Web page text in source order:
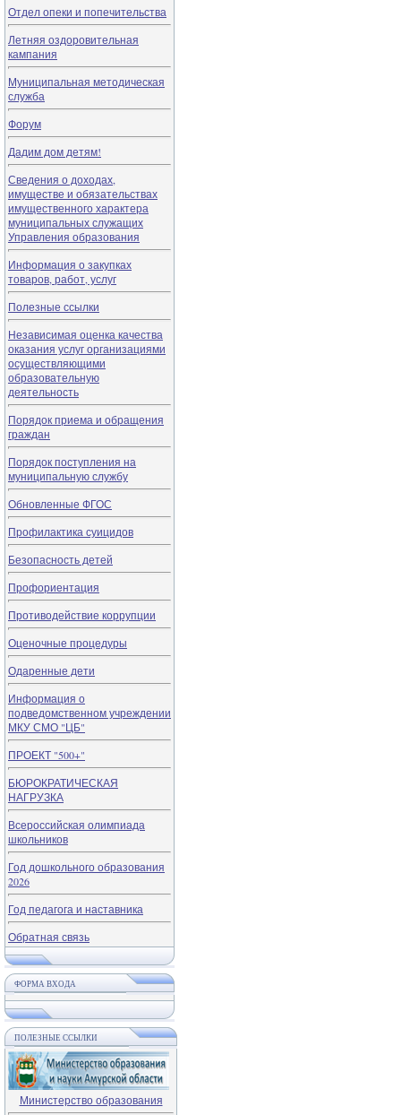
Отдел опеки и попечительства
Летняя оздоровительная
кампания
Муниципальная методическая
служба
Форум
Дадим дом детям!
Сведения о доходах,
имуществе и обязательствах
имущественного характера
муниципальных служащих
Управления образования
Информация о закупках
товаров, работ, услуг
Полезные ссылки
Независимая оценка качества
оказания услуг организациями
осуществляющими
образовательную
деятельность
Порядок приема и обращения
граждан
Порядок поступления на
муниципальную службу
Обновленные ФГОС
Профилактика суицидов
Безопасность детей
Профориентация
Противодействие коррупции
Оценочные процедуры
Одаренные дети
Информация о
подведомственном учреждении
МКУ СМО "ЦБ"
ПРОЕКТ "500+"
БЮРОКРАТИЧЕСКАЯ
НАГРУЗКА
Всероссийская олимпиада
школьников
Год дошкольного образования
2026
Год педагога и наставника
Обратная связь
ФОРМА ВХОДА
ПОЛЕЗНЫЕ ССЫЛКИ
Министерство образования